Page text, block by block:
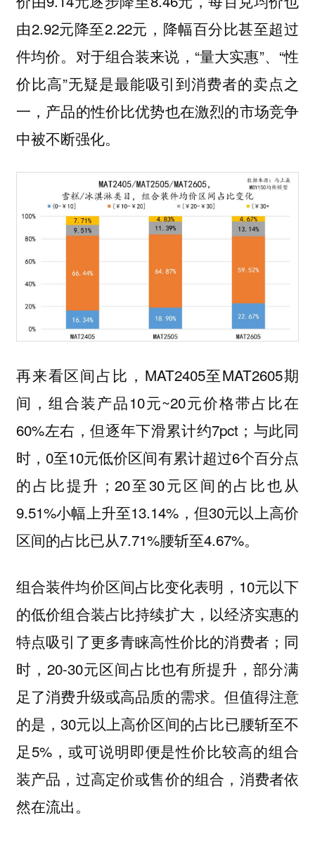
由2.92元降至2.22元，降幅百分比甚至超过
件均价。对于组合装来说，“量大实惠”、“性
价比高”无疑是最能吸引到消费者的卖点之
一，产品的性价比优势也在激烈的市场竞争
中被不断强化。
再来看区间占比，MAT2405至MAT2605期
间，组合装产品10元~20元价格带占比在
60%左右，但逐年下滑累计约7pct；与此同
时，0至10元低价区间有累计超过6个百分点
的占比提升；20至30元区间的占比也从
9.51%小幅上升至13.14%，但30元以上高价
区间的占比已从7.71%腰斩至4.67%。
组合装件均价区间占比变化表明，10元以下
的低价组合装占比持续扩大，以经济实惠的
特点吸引了更多青睐高性价比的消费者；同
时，20-30元区间占比也有所提升，部分满
足了消费升级或高品质的需求。但值得注意
的是，30元以上高价区间的占比已腰斩至不
足5%，或可说明即便是性价比较高的组合
装产品，过高定价或售价的组合，消费者依
然在流出。